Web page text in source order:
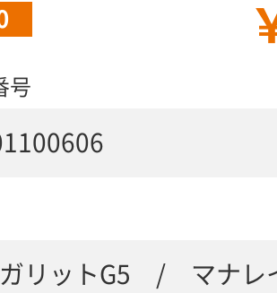
号
ガリットG5 / マナレ